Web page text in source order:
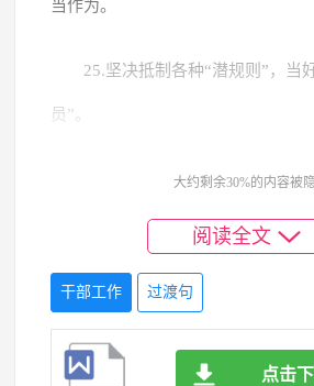
当作为。
25.坚决抵制各种“潜规则”，当
员”。
26.把好用人导向“方向盘”，用
27.为实干者拓展上升空间，为
力。
大约剩余30%的内容被
阅读全文
干部工作 过渡句
点击